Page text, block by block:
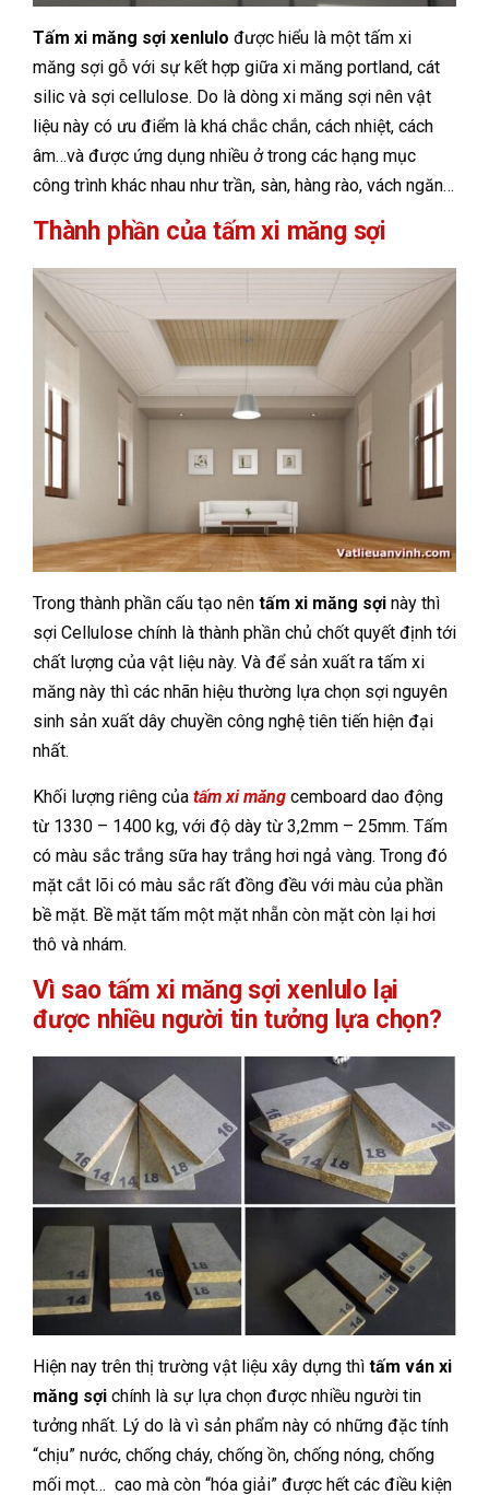
Tấm xi măng sợi xenlulo được hiểu là một tấm xi
măng sợi gỗ với sự kết hợp giữa xi măng portland, cát
silic và sợi cellulose. Do là dòng xi măng sợi nên vật
liệu này có ưu điểm là khá chắc chắn, cách nhiệt, cách
âm…và được ứng dụng nhiều ở trong các hạng mục
công trình khác nhau như trần, sàn, hàng rào, vách ngăn…
Thành phần của tấm xi măng sợi
Trong thành phần cấu tạo nên tấm xi măng sợi này thì
sợi Cellulose chính là thành phần chủ chốt quyết định tới
chất lượng của vật liệu này. Và để sản xuất ra tấm xi
măng này thì các nhãn hiệu thường lựa chọn sợi nguyên
sinh sản xuất dây chuyền công nghệ tiên tiến hiện đại
nhất.
Khối lượng riêng của tấm xi măng cemboard dao động
từ 1330 – 1400 kg, với độ dày từ 3,2mm – 25mm. Tấm
có màu sắc trắng sữa hay trắng hơi ngả vàng. Trong đó
mặt cắt lõi có màu sắc rất đồng đều với màu của phần
bề mặt. Bề mặt tấm một mặt nhẵn còn mặt còn lại hơi
thô và nhám.
Vì sao tấm xi măng sợi xenlulo lại
được nhiều người tin tưởng lựa chọn?
Hiện nay trên thị trường vật liệu xây dựng thì tấm ván xi
măng sợi chính là sự lựa chọn được nhiều người tin
tưởng nhất. Lý do là vì sản phẩm này có những đặc tính
“chịu” nước, chống cháy, chống ồn, chống nóng, chống
mối mọt… cao mà còn “hóa giải” được hết các điều kiện